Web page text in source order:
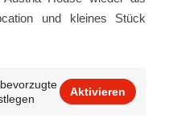
und kleines Stück
Aktivieren